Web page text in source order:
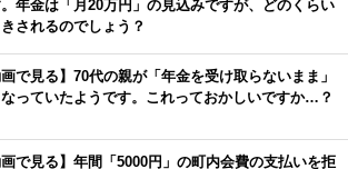
。年金は「月20万円」の見込みですが、どのくらい
されるのでしょう？
画で見る】70代の親が「年金を受け取らないまま」
っていたようです。これっておかしいですか…？
画で見る】年間「5000円」の町内会費の支払いを拒